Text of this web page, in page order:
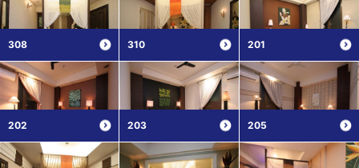
308 310 201
202 203 205